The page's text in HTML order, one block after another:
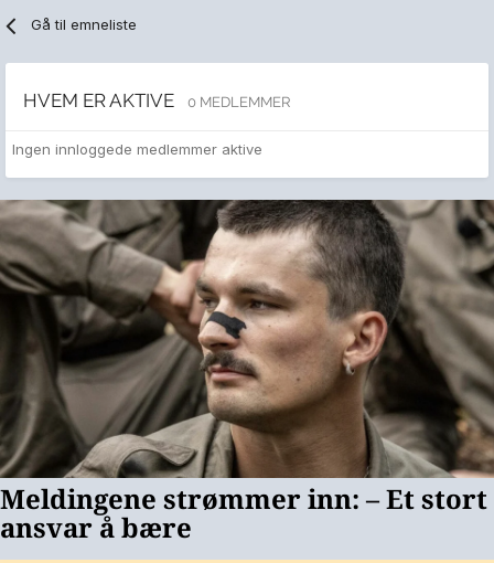
Gå til emneliste
HVEM ER AKTIVE 0 MEDLEMMER
Ingen innloggede medlemmer aktive